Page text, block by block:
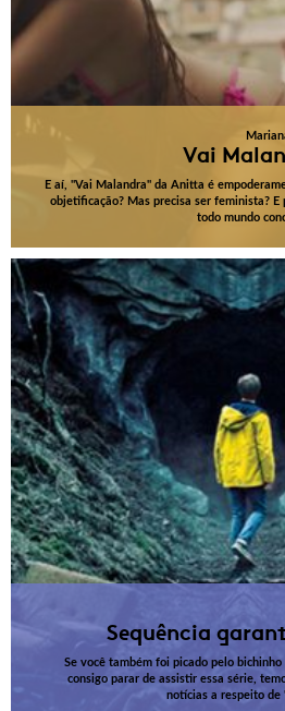
Vai
E aí, "Vai Malandra" da Anitta é
objetificação? Mas precisa ser feminista? E
todo mundo
Sequência
Se você também foi picado pelo bichinho
consigo parar de assistir essa série,
notícias a respeito de